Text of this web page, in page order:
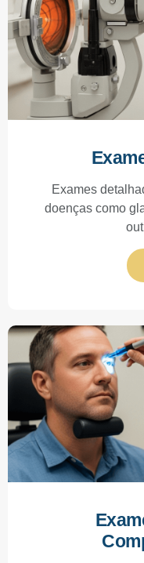
Exames
doenças como